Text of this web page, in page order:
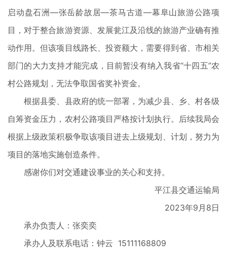
启动盘石洲—张岳龄故居—茶马古道—幕阜山旅游公路项
目，对于整合旅游资源、发展瓮江及沿线的旅游产业确有推
动作用。但该项目线路长、投资额大，需要得到省、市相关
部门的大力支持才能完成，目前暂没有纳入我省“十四五”农
村公路规划，无法争取国省奖补资金。
根据县委、县政府的统一部署，为减少县、乡、村各级
自筹资金压力，农村公路项目严格按计划执行。后续我局会
根据上级政策积极争取该项目进去上级规划、计划，努力为
项目的落地实施创造条件。
感谢你们对交通建设事业的关心和支持。
平江县交通运输局
2023年9月8日
承办负责人：张奕奕
承办人及联系电话：钟云 15111168809